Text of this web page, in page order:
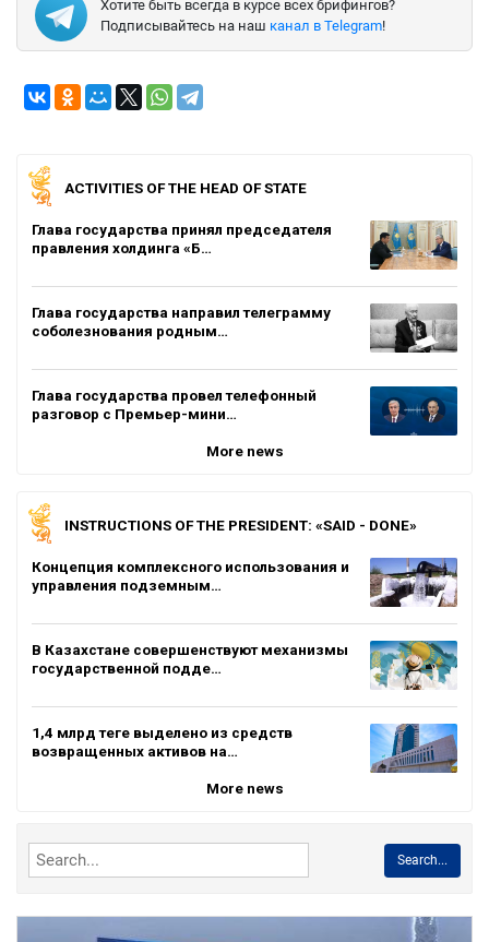
Хотите быть всегда в курсе всех брифингов?
Подписывайтесь на наш канал в Telegram!
ACTIVITIES OF THE HEAD OF STATE
Глава государства принял председателя
правления холдинга «Б…
Глава государства направил телеграмму
соболезнования родным…
Глава государства провел телефонный
разговор с Премьер-мини…
More news
INSTRUCTIONS OF THE PRESIDENT: «SAID - DONE»
Концепция комплексного использования и
управления подземным…
В Казахстане совершенствуют механизмы
государственной подде…
1,4 млрд теңге выделено из средств
возвращенных активов на…
More news
Search...